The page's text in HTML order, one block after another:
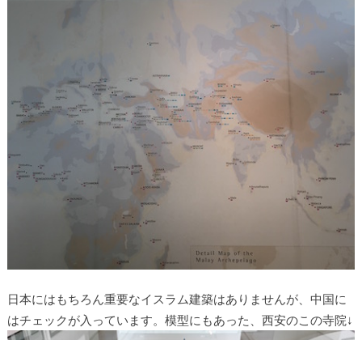
日本にはもちろん重要なイスラム建築はありませんが、中国に
はチェックが入っています。模型にもあった、西安のこの寺院↓